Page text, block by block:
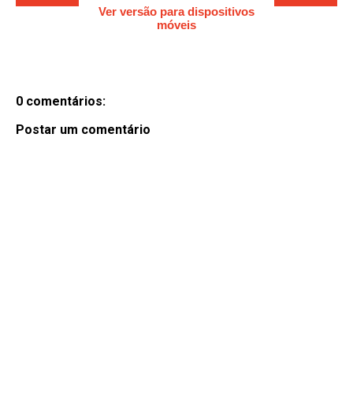
Ver versão para dispositivos
móveis
0 comentários:
Postar um comentário